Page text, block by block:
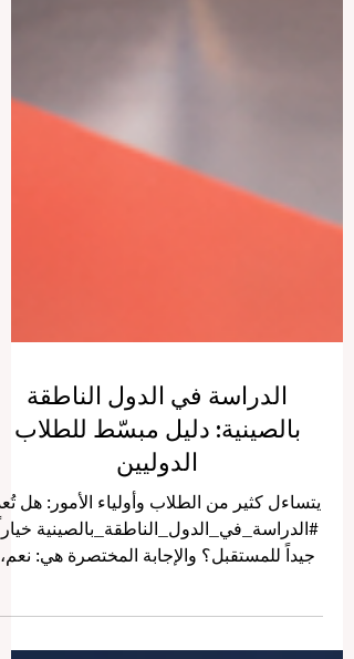
الدراسة في الدول الناطقة
بالصينية: دليل مبسّط للطلاب
الدوليين
يتساءل كثير من الطلاب وأولياء الأمور: هل